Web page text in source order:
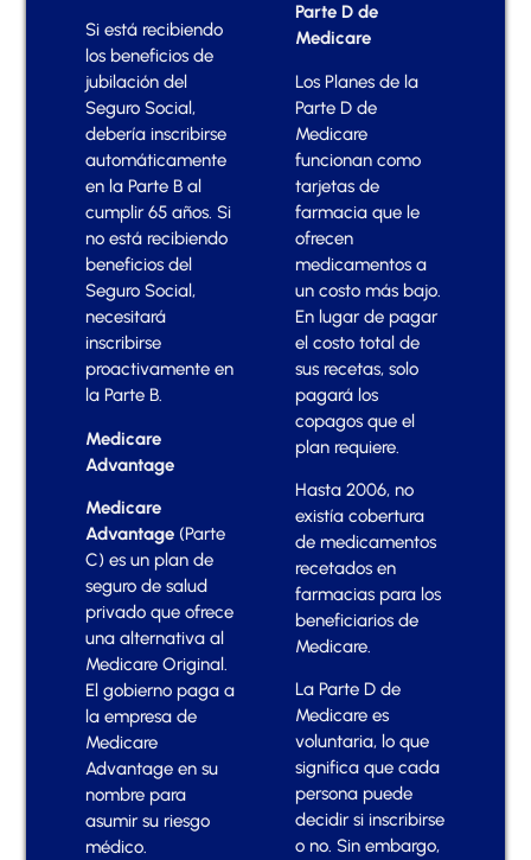
Si está recibiendo
los beneficios de
jubilación del
Seguro Social,
debería inscribirse
automáticamente
en la Parte B al
cumplir 65 años. Si
no está recibiendo
beneficios del
Seguro Social,
necesitará
inscribirse
proactivamente en
la Parte B.
Medicare
Advantage
Medicare
Advantage (Parte
C) es un plan de
seguro de salud
privado que ofrece
una alternativa al
Medicare Original.
El gobierno paga a
la empresa de
Medicare
Advantage en su
nombre para
asumir su riesgo
médico.
Parte D de
Medicare
Los Planes de la
Parte D de
Medicare
funcionan como
tarjetas de
farmacia que le
ofrecen
medicamentos a
un costo más bajo.
En lugar de pagar
el costo total de
sus recetas, solo
pagará los
copagos que el
plan requiere.
Hasta 2006, no
existía cobertura
de medicamentos
recetados en
farmacias para los
beneficiarios de
Medicare.
La Parte D de
Medicare es
voluntaria, lo que
significa que cada
persona puede
decidir si inscribirse
o no. Sin embargo,